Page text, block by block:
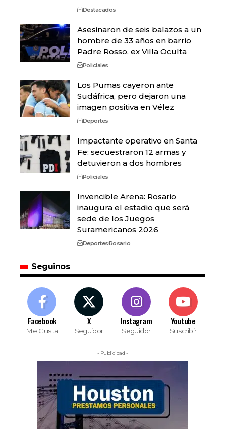
Destacados
Asesinaron de seis balazos a un
hombre de 33 años en barrio
Padre Rosso, ex Villa Oculta
Policiales
Los Pumas cayeron ante
Sudáfrica, pero dejaron una
imagen positiva en Vélez
Deportes
Impactante operativo en Santa
Fe: secuestraron 12 armas y
detuvieron a dos hombres
Policiales
Invencible Arena: Rosario
inaugura el estadio que será
sede de los Juegos
Suramericanos 2026
DeportesRosario
Seguinos
Facebook
Me Gusta
X
Seguidor
Instagram
Seguidor
Youtube
Suscribir
- Publicidad -